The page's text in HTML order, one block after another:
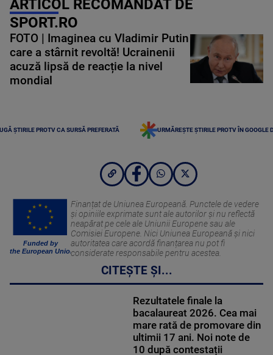
ARTICOL RECOMANDAT DE
SPORT.RO
FOTO | Imaginea cu Vladimir Putin
care a stârnit revoltă! Ucrainenii
acuză lipsă de reacție la nivel
mondial
ȘTIRILE PROTV CA SURSĂ PREFERATĂ URMĂREȘTE ȘTIRILE PROTV ÎN GOOGLE
Funded by
the European Union
Finanțat de Uniunea Europeană. Punctele de vedere
și opiniile exprimate sunt ale autorilor și nu reflectă
neapărat pe cele ale Uniunii Europene sau ale
Comisiei Europene. Nici Uniunea Europeană și nici
autoritatea care acordă finanțarea nu pot fi
considerate responsabile pentru acestea.
CITEȘTE ȘI...
Rezultatele finale la
bacalaureat 2026. Cea mai
mare rată de promovare din
ultimii 17 ani. Noi note de
10 după contestații